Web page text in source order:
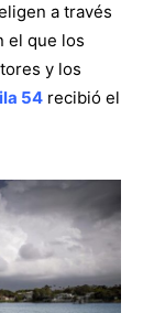
a través
el que los
y los
54 recibió el